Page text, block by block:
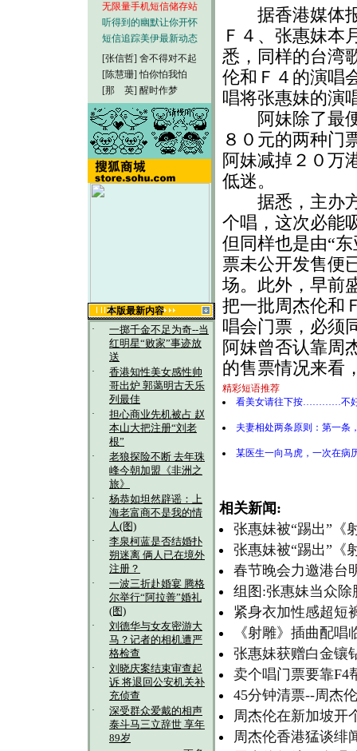
无限量手机短信储存站
听得到的幽默让你开怀
短信追踪美伊最新动态
[张信哲] 舍不得对不起
[陈慧珊] 怕你怕我怕
[那 英] 醒时作梦
本版最新内容
·
一掷千金不足为奇--当
红明星“败家”事迹放
送
·
香港知性美女感性帅
哥出炉 郭蔼明古天乐
列最佳
·
担心商业先机被占 赵
本山大把注册“刘老
根”
·
老狼探险不断 去年珠
峰今朝加盟《非洲之
旅》
·
杨恭如坦然辟谣：上
海老富商不是我的情
人(图)
·
李泉柯蓝是否结婚扑
朔迷离 俩人已在境外
注册？
·
一波三折赴婚宴 腾格
尔举行“阿拉善”婚礼
(图)
·
刘德华与女友密游大
马？记者的相机遭严
格检查
·
刘晓庆案结束审查起
诉 将退回公安机关补
充侦查
·
深受群众爱戴的相声
泰斗马三立辞世 享年
89岁
据香港媒体报
Ｆ４、张惠妹本
悉，同样的台湾
伦和Ｆ４的演唱
唱将张惠妹的演
阿妹除了最便
８０元的两种门
阿妹减掉２０万
低迷。
据悉，主办方
个唱，这次必能
但同样也是由“
票未公开发售便
场。此外，早前
把一批周杰伦和
唱会门票，必须
阿妹曾否认靠周
的售票情况来看
精彩短语推荐
看美女请往下按…………不
夫妻相处两条原则：第一
某医生一向马虎，一次在病
相关新闻:
张惠妹被“踢出”《
张惠妹被“踢出”《
春节晚会力邀港台
组图:张惠妹当众
紧身衣加性感超短
《射雕》插曲配
张惠妹获赠白金镶
卖个唱门票要靠F4
45分钟清票--周杰
周杰伦在新加坡开
周杰伦香港猛谈绯